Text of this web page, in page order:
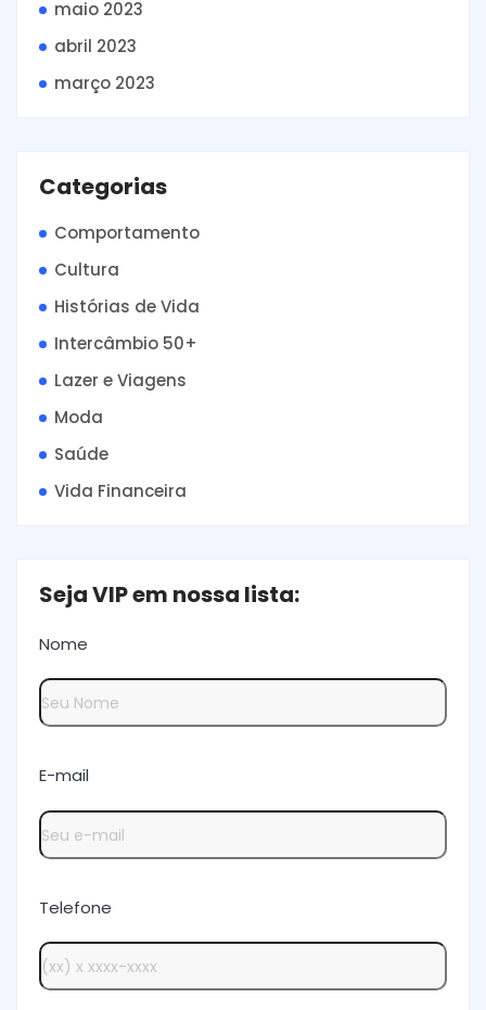
maio 2023
abril 2023
março 2023
Categorias
Comportamento
Cultura
Histórias de Vida
Intercâmbio 50+
Lazer e Viagens
Moda
Saúde
Vida Financeira
Seja VIP em nossa lista:
Nome
E-mail
Telefone